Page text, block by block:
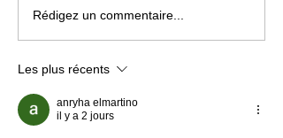
5 anecdotes sur la
comptine « Ah les
Rédigez un commentaire...
Les plus récents
anryha elmartino
il y a 2 jours